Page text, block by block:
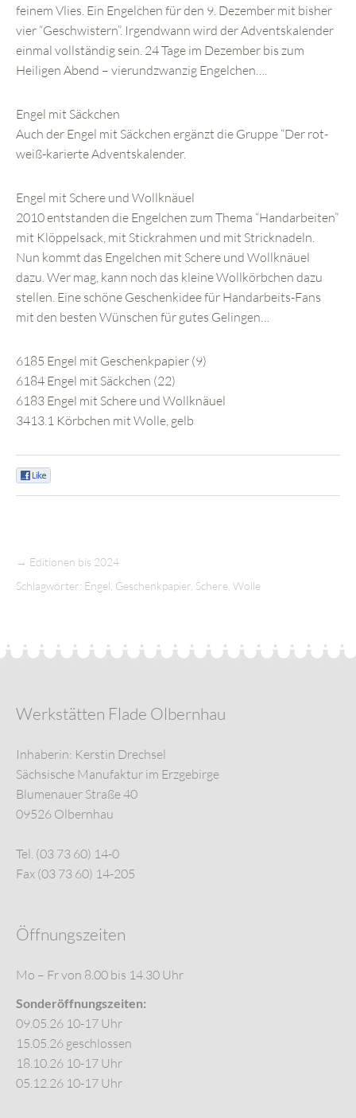
feinem Vlies. Ein Engelchen für den 9. Dezember mit bisher
vier “Geschwistern”. Irgendwann wird der Adventskalender
einmal vollständig sein. 24 Tage im Dezember bis zum
Heiligen Abend – vierundzwanzig Engelchen….
Engel mit Säckchen
Auch der Engel mit Säckchen ergänzt die Gruppe “Der rot-
weiß-karierte Adventskalender.
Engel mit Schere und Wollknäuel
2010 entstanden die Engelchen zum Thema “Handarbeiten”
mit Klöppelsack, mit Stickrahmen und mit Stricknadeln.
Nun kommt das Engelchen mit Schere und Wollknäuel
dazu. Wer mag, kann noch das kleine Wollkörbchen dazu
stellen. Eine schöne Geschenkidee für Handarbeits-Fans
mit den besten Wünschen für gutes Gelingen…
6185 Engel mit Geschenkpapier (9)
6184 Engel mit Säckchen (22)
6183 Engel mit Schere und Wollknäuel
3413.1 Körbchen mit Wolle, gelb
→ Editionen bis 2024
Schlagwörter: Engel Geschenkpapier Schere Wolle
Werkstätten Flade Olbernhau
Inhaberin: Kerstin Drechsel
Sächsische Manufaktur im Erzgebirge
Blumenauer Straße 40
09526 Olbernhau
Tel. (03 73 60) 14-0
Fax (03 73 60) 14-205
Öffnungszeiten
Mo – Fr von 8.00 bis 14.30 Uhr
Sonderöffnungszeiten:
09.05.26 10-17 Uhr
15.05.26 geschlossen
18.10.26 10-17 Uhr
05.12.26 10-17 Uhr